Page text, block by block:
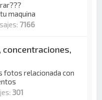
maquina
7166
concentraciones,
fotos relacionada con
301